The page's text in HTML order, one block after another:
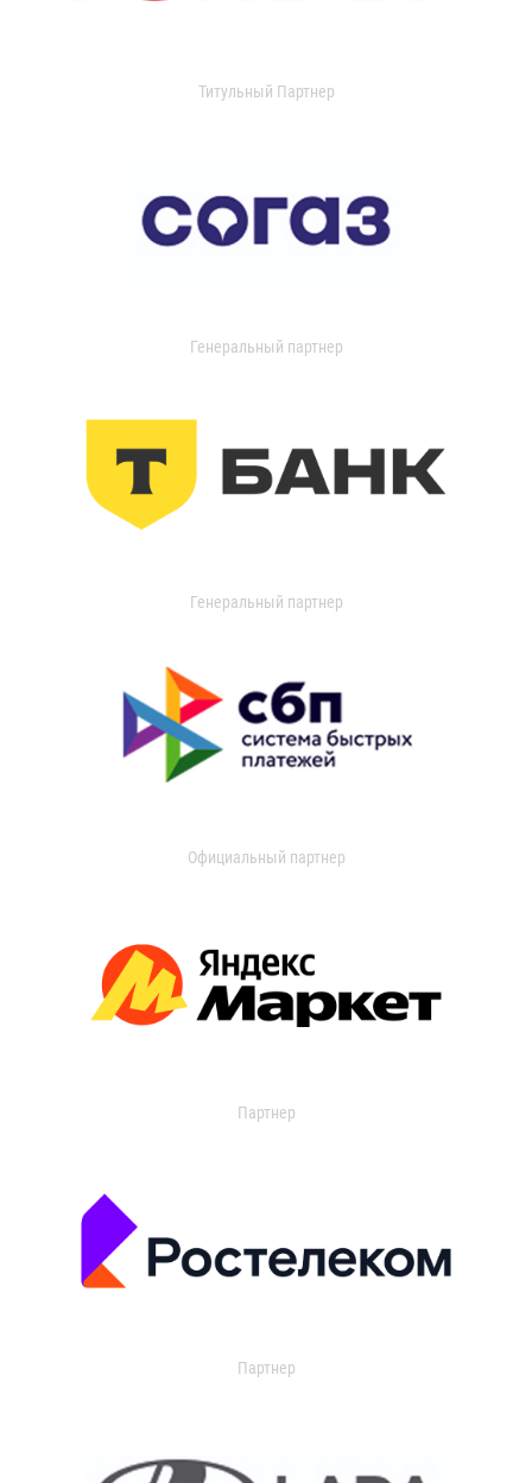
Титульный Партнер
Генеральный партнер
Генеральный партнер
Официальный партнер
Партнер
Партнер